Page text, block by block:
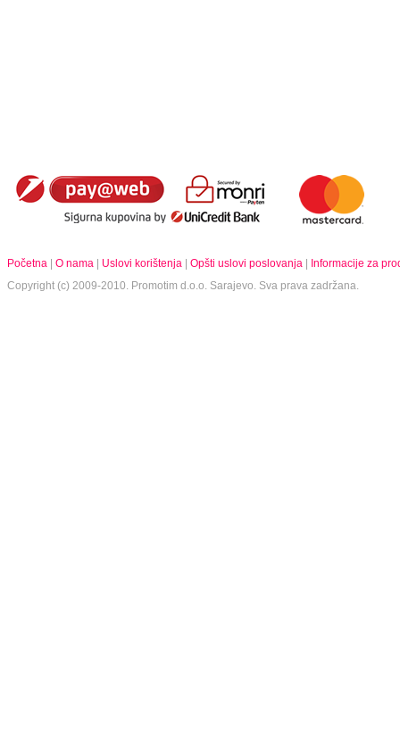
Početna O nama Uslovi korištenja Opšti uslovi poslovanja
Informacije za
Copyright (c) 2009-2010. Promotim d.o.o. Sarajevo. Sva prava zadržana.